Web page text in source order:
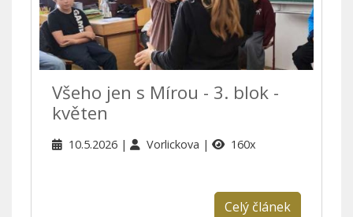
Všeho jen s Mírou - 3. blok -
květen
10.5.2026 Vorlickova 160x
Celý článek